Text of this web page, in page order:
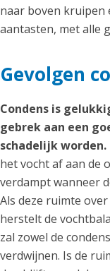
naar boven kruipen
aantasten, met alle
Gevolgen
Condens is
gebrek aan een
schadelijk worden.
het vocht af aan de
verdampt wanneer
Als deze ruimte
herstelt de
zal zowel de
verdwijnen. Is de